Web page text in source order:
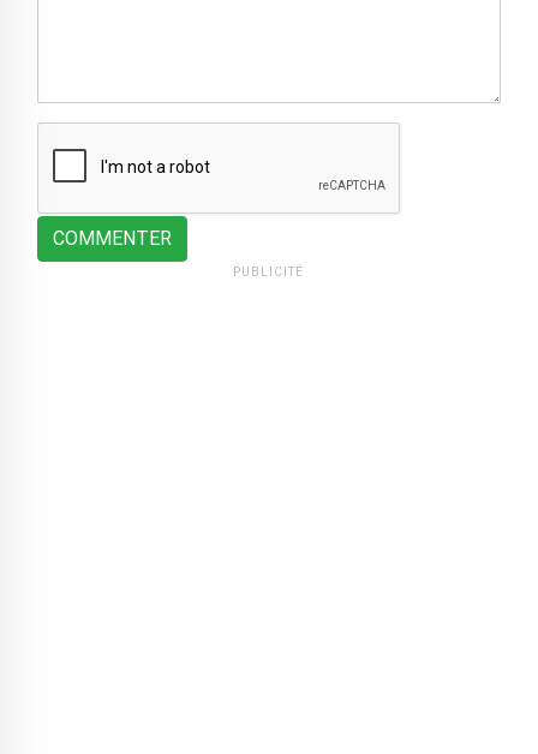
COMMENTER
PUBLICITÉ